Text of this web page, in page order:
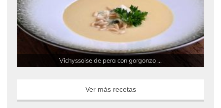
Vichyssoise de pera con gorgonzo ...
Ver más recetas